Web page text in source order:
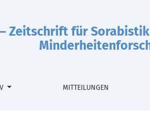
of Sorbian Digital Culture
Zeitschrift für
MITTEILUNGEN